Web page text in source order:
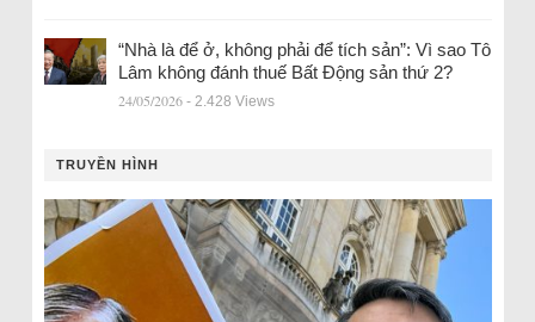
“Nhà là để ở, không phải để tích sản”: Vì sao Tô
Lâm không đánh thuế Bất Động sản thứ 2?
24/05/2026 - 2.428 Views
TRUYỀN HÌNH